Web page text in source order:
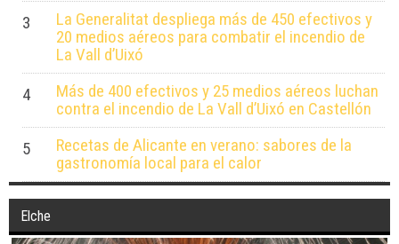
3
La Generalitat despliega más de 450 efectivos y
20 medios aéreos para combatir el incendio de
La Vall d’Uixó
4
Más de 400 efectivos y 25 medios aéreos luchan
contra el incendio de La Vall d’Uixó en Castellón
5
Recetas de Alicante en verano: sabores de la
gastronomía local para el calor
Elche